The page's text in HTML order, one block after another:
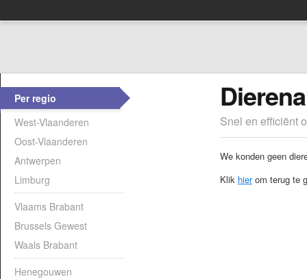
Per regio
West-Vlaanderen
Oost-Vlaanderen
Antwerpen
Limburg
Vlaams Brabant
Brussels Gewest
Waals Brabant
Henegouwen
Snel en efficiënt
We konden geen
Klik hierom terug te